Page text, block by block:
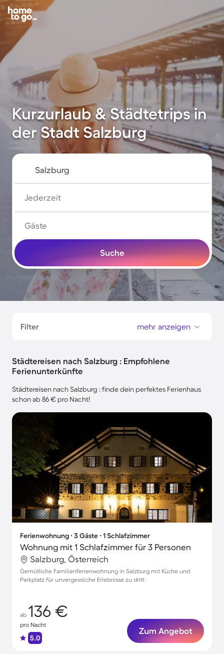
Kurzurlaub & Städtetrips in
der Stadt Salzburg
Jederzeit
Gäste
Suche
Filter mehr anzeigen
Städtereisen nach Salzburg : Empfohlene
Ferienunterkünfte
Städtereisen nach Salzburg : finde dein perfektes Ferienhaus
schon ab 86 € pro Nacht!
Ferienwohnung ∙ 3 Gäste ∙ 1 Schlafzimmer
Wohnung mit 1 Schlafzimmer für 3 Personen
Salzburg, Österreich
Gemütliche Familienferienwohnung in Salzburg mit Küche und
Parkplatz für unvergessliche Erlebnisse zu dritt
ab 136 €
pro Nacht
5.0
Zum Angebot